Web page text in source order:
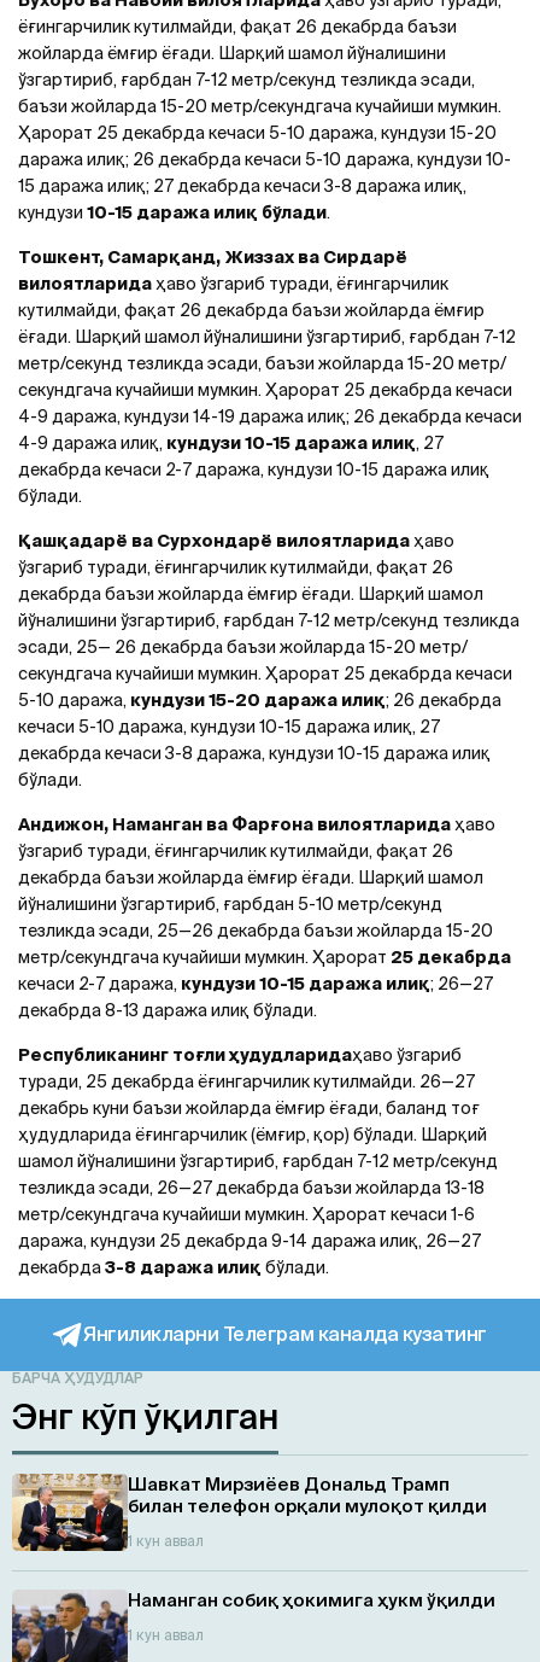
ёғингарчилик кутилмайди, фақат 26 декабрда баъзи
жойларда ёмғир ёғади. Шарқий шамол йўналишини
ўзгартириб, ғарбдан 7-12 метр/секунд тезликда эсади,
баъзи жойларда 15-20 метр/секундгача кучайиши мумкин.
Ҳарорат 25 декабрда кечаси 5-10 даража, кундузи 15-20
даража илиқ; 26 декабрда кечаси 5-10 даража, кундузи 10-
15 даража илиқ; 27 декабрда кечаси 3-8 даража илиқ,
кундузи 10-15 даража илиқ бўлади.
Тошкент, Самарқанд, Жиззах ва Сирдарё
вилоятларидаҳаво ўзгариб туради, ёғингарчилик
кутилмайди, фақат 26 декабрда баъзи жойларда ёмғир
ёғади. Шарқий шамол йўналишини ўзгартириб, ғарбдан 7-12
метр/секунд тезликда эсади, баъзи жойларда 15-20 метр/
секундгача кучайиши мумкин. Ҳарорат 25 декабрда кечаси
4-9 даража, кундузи 14-19 даража илиқ; 26 декабрда кечаси
4-9 даража илиқ, кундузи 10-15 даража илиқ, 27
декабрда кечаси 2-7 даража, кундузи 10-15 даража илиқ
бўлади.
Қашқадарё ва Сурхондарё вилоятларидаҳаво
ўзгариб туради, ёғингарчилик кутилмайди, фақат 26
декабрда баъзи жойларда ёмғир ёғади. Шарқий шамол
йўналишини ўзгартириб, ғарбдан 7-12 метр/секунд тезликда
эсади, 25— 26 декабрда баъзи жойларда 15-20 метр/
секундгача кучайиши мумкин. Ҳарорат 25 декабрда кечаси
5-10 даража, кундузи 15-20 даража илиқ; 26 декабрда
кечаси 5-10 даража, кундузи 10-15 даража илиқ, 27
декабрда кечаси 3-8 даража, кундузи 10-15 даража илиқ
бўлади.
Андижон, Наманган ва Фарғона вилоятларидаҳаво
ўзгариб туради, ёғингарчилик кутилмайди, фақат 26
декабрда баъзи жойларда ёмғир ёғади. Шарқий шамол
йўналишини ўзгартириб, ғарбдан 5-10 метр/секунд
тезликда эсади, 25—26 декабрда баъзи жойларда 15-20
метр/секундгача кучайиши мумкин. Ҳарорат 25 декабрда
кечаси 2-7 даража, кундузи 10-15 даража илиқ; 26—27
декабрда 8-13 даража илиқ бўлади.
Республиканинг тоғли ҳудудларидаҳаво ўзгариб
туради, 25 декабрда ёғингарчилик кутилмайди. 26—27
декабрь куни баъзи жойларда ёмғир ёғади, баланд тоғ
ҳудудларида ёғингарчилик (ёмғир, қор) бўлади. Шарқий
шамол йўналишини ўзгартириб, ғарбдан 7-12 метр/секунд
тезликда эсади, 26—27 декабрда баъзи жойларда 13-18
метр/секундгача кучайиши мумкин. Ҳарорат кечаси 1-6
даража, кундузи 25 декабрда 9-14 даража илиқ, 26—27
декабрда3-8 даража илиқ бўлади.
Янгиликларни Телеграм каналда кузатинг
БАРЧА ҲУДУДЛАР
Энг кўп ўқилган
Шавкат Мирзиёев Дональд Трамп
билан телефон орқали мулоқот қилди
1 кун аввал
Наманган собиқ ҳокимига ҳукм ўқилди
1 кун аввал